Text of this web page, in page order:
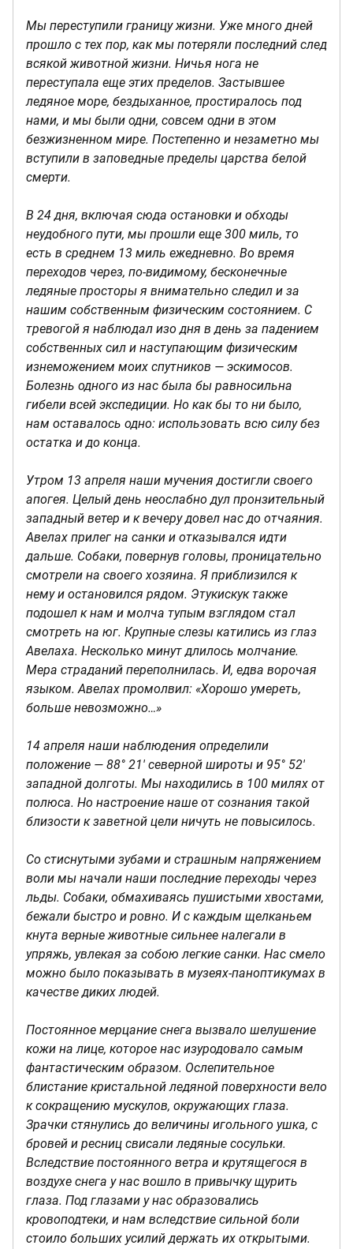
Мы переступили границу жизни. Уже много дней
прошло с тех пор, как мы потеряли последний след
всякой животной жизни. Ничья нога не
переступала еще этих пределов. Застывшее
ледяное море, бездыханное, простиралось под
нами, и мы были одни, совсем одни в этом
безжизненном мире. Постепенно и незаметно мы
вступили в заповедные пределы царства белой
смерти.
В 24 дня, включая сюда остановки и обходы
неудобного пути, мы прошли еще 300 миль, то
есть в среднем 13 миль ежедневно. Во время
переходов через, по-видимому, бесконечные
ледяные просторы я внимательно следил и за
нашим собственным физическим состоянием. С
тревогой я наблюдал изо дня в день за падением
собственных сил и наступающим физическим
изнеможением моих спутников — эскимосов.
Болезнь одного из нас была бы равносильна
гибели всей экспедиции. Но как бы то ни было,
нам оставалось одно: использовать всю силу без
остатка и до конца.
Утром 13 апреля наши мучения достигли своего
апогея. Целый день неослабно дул пронзительный
западный ветер и к вечеру довел нас до отчаяния.
Авелах прилег на санки и отказывался идти
дальше. Собаки, повернув головы, проницательно
смотрели на своего хозяина. Я приблизился к
нему и остановился рядом. Этукискук также
подошел к нам и молча тупым взглядом стал
смотреть на юг. Крупные слезы катились из глаз
Авелаха. Несколько минут длилось молчание.
Мера страданий переполнилась. И, едва ворочая
языком. Авелах промолвил: «Хорошо умереть,
больше невозможно…»
14 апреля наши наблюдения определили
положение — 88° 21' северной широты и 95° 52'
западной долготы. Мы находились в 100 милях от
полюса. Но настроение наше от сознания такой
близости к заветной цели ничуть не повысилось.
Со стиснутыми зубами и страшным напряжением
воли мы начали наши последние переходы через
льды. Собаки, обмахиваясь пушистыми хвостами,
бежали быстро и ровно. И с каждым щелканьем
кнута верные животные сильнее налегали в
упряжь, увлекая за собою легкие санки. Нас смело
можно было показывать в музеях-паноптикумах в
качестве диких людей.
Постоянное мерцание снега вызвало шелушение
кожи на лице, которое нас изуродовало самым
фантастическим образом. Ослепительное
блистание кристальной ледяной поверхности вело
к сокращению мускулов, окружающих глаза.
Зрачки стянулись до величины игольного ушка, с
бровей и ресниц свисали ледяные сосульки.
Вследствие постоянного ветра и крутящегося в
воздухе снега у нас вошло в привычку щурить
глаза. Под глазами у нас образовались
кровоподтеки, и нам вследствие сильной боли
стоило больших усилий держать их открытыми.